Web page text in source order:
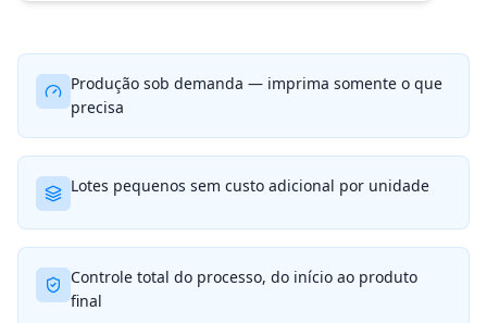
Produção sob demanda — imprima somente o que
precisa
Lotes pequenos sem custo adicional por unidade
Controle total do processo, do início ao produto
final